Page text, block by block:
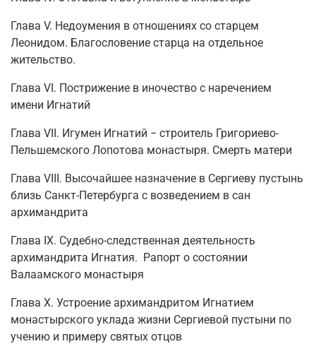
Глава V. Недоумения в отношениях со старцем
Леонидом. Благословение старца на отдельное
жительство.
Глава VI. Пострижение в иночество c наречением
имени Игнатий
Глава VII. Игумен Игнатий − строитель Григориево-
Пельшемского Лопотова монастыря. Смерть матери
Глава VIII. Высочайшее назначение в Сергиеву пустынь
близь Санкт-Петербурга с возведением в сан
архимандрита
Глава IХ. Судебно-следственная деятельность
архимандрита Игнатия. Рапорт о состоянии
Валаамского монастыря
Глава Х. Устроение архимандритом Игнатием
монастырского уклада жизни Сергиевой пустыни по
учению и примеру святых отцов